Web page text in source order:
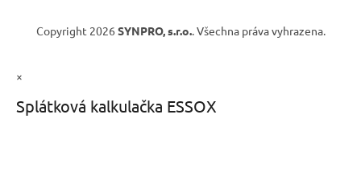
Copyright 2026 SYNPRO, s.r.o.. Všechna práva vyhrazena.
×
Splátková kalkulačka ESSOX